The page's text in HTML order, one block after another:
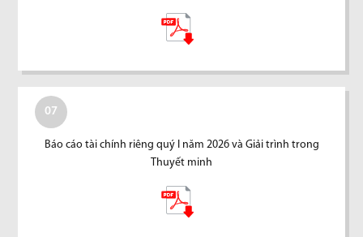
07
Báo cáo tài chính riêng quý I năm 2026 và Giải trình trong
Thuyết minh